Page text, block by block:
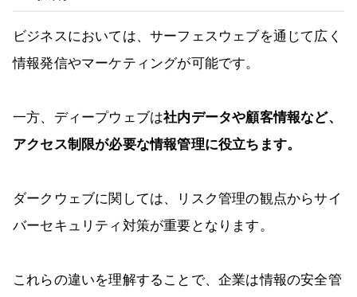
ビジネスにおいては、サーフェスウェブを通じて広く
情報発信やマーケティングが可能です。
一方、ディープウェブは社内データや顧客情報など、
アクセス制限が必要な情報管理に役立ちます。
ダークウェブに関しては、リスク管理の観点からサイ
バーセキュリティ対策が重要となります。
これらの違いを理解することで、企業は情報の安全管